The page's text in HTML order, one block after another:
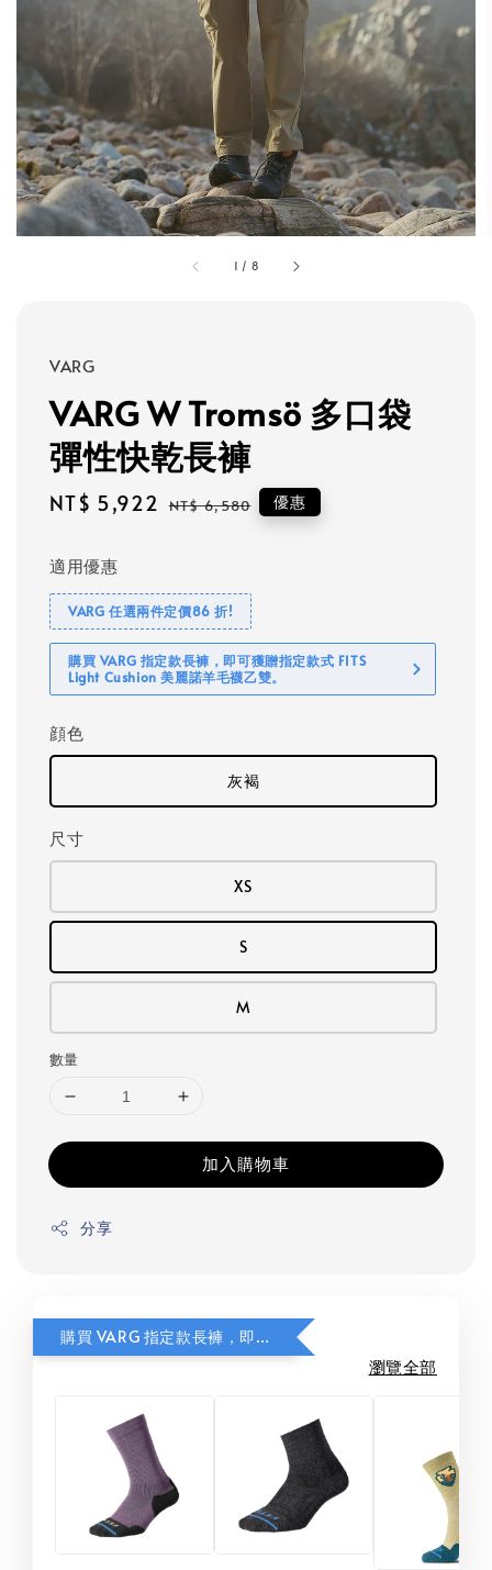
1 / 8
VARG
VARG W Tromsö 多口袋
彈性快乾長褲
Sale
NT$ 5,922 Regular
NT$ 6,580 優惠
適用優惠
VARG 任選兩件定價86 折!
購買 VARG 指定款長褲，即可獲贈指定款式 FITS
Light Cushion 美麗諾羊毛襪乙雙。
顔色
灰褐
尺寸
XS
S
M
數量
加入購物車
分享
購買 VARG 指定款長褲，即可獲贈指定款式 FITS Light Cushion 美麗諾羊毛襪乙雙。
瀏覽全部